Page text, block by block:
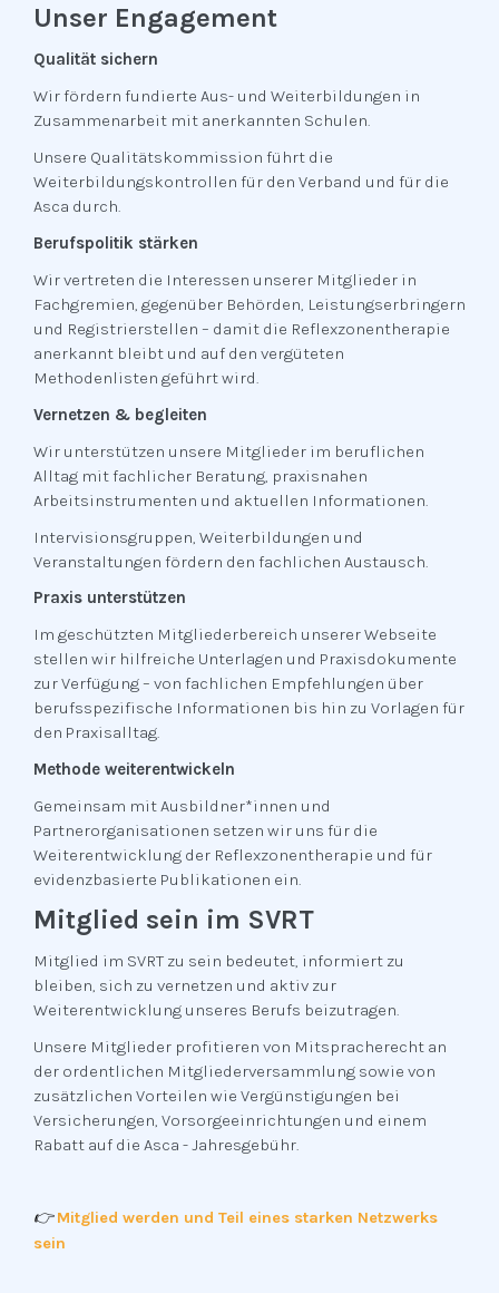
Unser Engagement
Qualität sichern
Wir fördern fundierte Aus- und Weiterbildungen in
Zusammenarbeit mit anerkannten Schulen.
Unsere Qualitätskommission führt die
Weiterbildungskontrollen für den Verband und für die
Asca durch.
Berufspolitik stärken
Wir vertreten die Interessen unserer Mitglieder in
Fachgremien, gegenüber Behörden, Leistungserbringern
und Registrierstellen – damit die Reflexzonentherapie
anerkannt bleibt und auf den vergüteten
Methodenlisten geführt wird.
Vernetzen & begleiten
Wir unterstützen unsere Mitglieder im beruflichen
Alltag mit fachlicher Beratung, praxisnahen
Arbeitsinstrumenten und aktuellen Informationen.
Intervisionsgruppen, Weiterbildungen und
Veranstaltungen fördern den fachlichen Austausch.
Praxis unterstützen
Im geschützten Mitgliederbereich unserer Webseite
stellen wir hilfreiche Unterlagen und Praxisdokumente
zur Verfügung – von fachlichen Empfehlungen über
berufsspezifische Informationen bis hin zu Vorlagen für
den Praxisalltag.
Methode weiterentwickeln
Gemeinsam mit Ausbildner*innen und
Partnerorganisationen setzen wir uns für die
Weiterentwicklung der Reflexzonentherapie und für
evidenzbasierte Publikationen ein.
Mitglied sein im SVRT
Mitglied im SVRT zu sein bedeutet, informiert zu
bleiben, sich zu vernetzen und aktiv zur
Weiterentwicklung unseres Berufs beizutragen.
Unsere Mitglieder profitieren von Mitspracherecht an
der ordentlichen Mitgliederversammlung sowie von
zusätzlichen Vorteilen wie Vergünstigungen bei
Versicherungen, Vorsorgeeinrichtungen und einem
Rabatt auf die Asca - Jahresgebühr.
👉Mitglied werden und Teil eines starken Netzwerks
sein